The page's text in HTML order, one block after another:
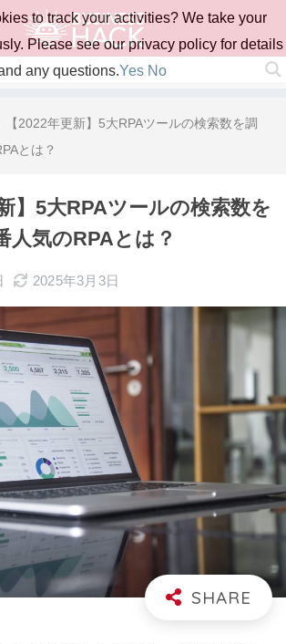
【2022年更新】5大RPAツールの検索数を調
とは？
】5大RPAツールの検索数を
人気のRPAとは？
2025年3月3日
to track your activities? We take your
Please see our privacy policy for details
any questions.Yes No